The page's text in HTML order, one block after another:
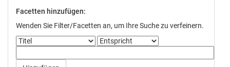
Facetten hinzufügen:
Wenden Sie Filter/Facetten an, um Ihre Suche zu verfeinern.